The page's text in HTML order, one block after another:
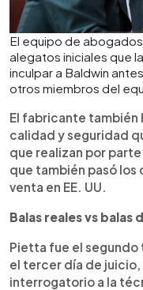
El equipo de
alegatos iniciales que
inculpar a Baldwin
otros miembros del
El fabricante también
calidad y seguridad
que realizan por
que también pasó
venta en EE. UU.
Balas reales vs balas
Pietta fue el
el tercer día de
interrogatorio a la